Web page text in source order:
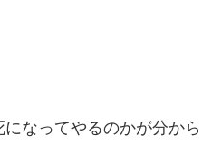
なってやるのかが分から